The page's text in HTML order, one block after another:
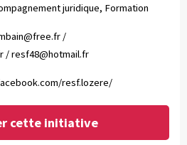
juridique, Formation
/
/resf48@hotmail.fr
resf.lozere/
cette initiative